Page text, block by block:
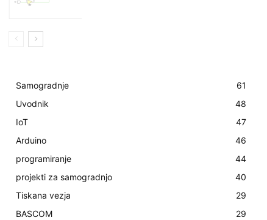
Samogradnje
61
Uvodnik
48
IoT
47
Arduino
46
programiranje
44
projekti za samogradnjo
40
Tiskana vezja
29
BASCOM
29